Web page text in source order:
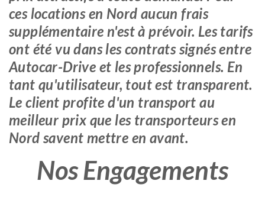
ces locations en Nord aucun frais
supplémentaire n'est à prévoir. Les tarifs
ont été vu dans les contrats signés entre
Autocar-Drive et les professionnels. En
tant qu'utilisateur, tout est transparent.
Le client profite d'un transport au
meilleur prix que les transporteurs en
Nord savent mettre en avant.
Nos Engagements